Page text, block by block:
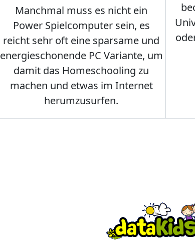
Manchmal muss es nicht ein
Power Spielcomputer sein, es
reicht sehr oft eine sparsame und
energieschonende PC Variante, um
damit das Homeschooling zu
machen und etwas im Internet
herumzusurfen.